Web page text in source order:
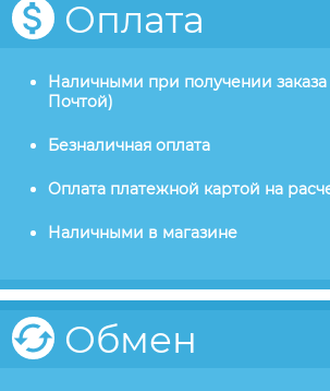
Оплата
Наличными при получении
Почтой)
Безналичная оплата
Оплата платежной картой на
Наличными в магазине
Обмен